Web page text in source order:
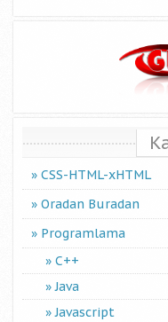
CSS-HTML-xHTML
Oradan Buradan
Programlama
C++
Java
Javascript